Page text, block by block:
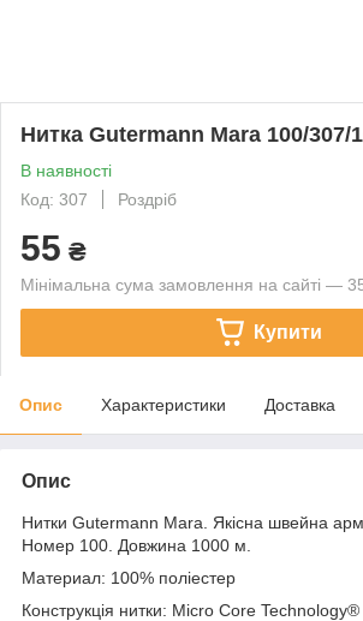
Нитка Gutermann Mara 100/307/
В наявності
Код: 307
Роздріб
55 ₴
Мінімальна сума замовлення на сайті —
Купити
Опис Характеристики Доставка
Опис
Нитки Gutermann Mara. Якісна швейна
Номер 100. Довжина 1000 м.
Материал: 100% поліестер
Конструкція нитки: Micro Core